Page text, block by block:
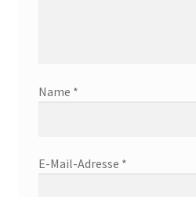
Name *
E-Mail-Adresse *